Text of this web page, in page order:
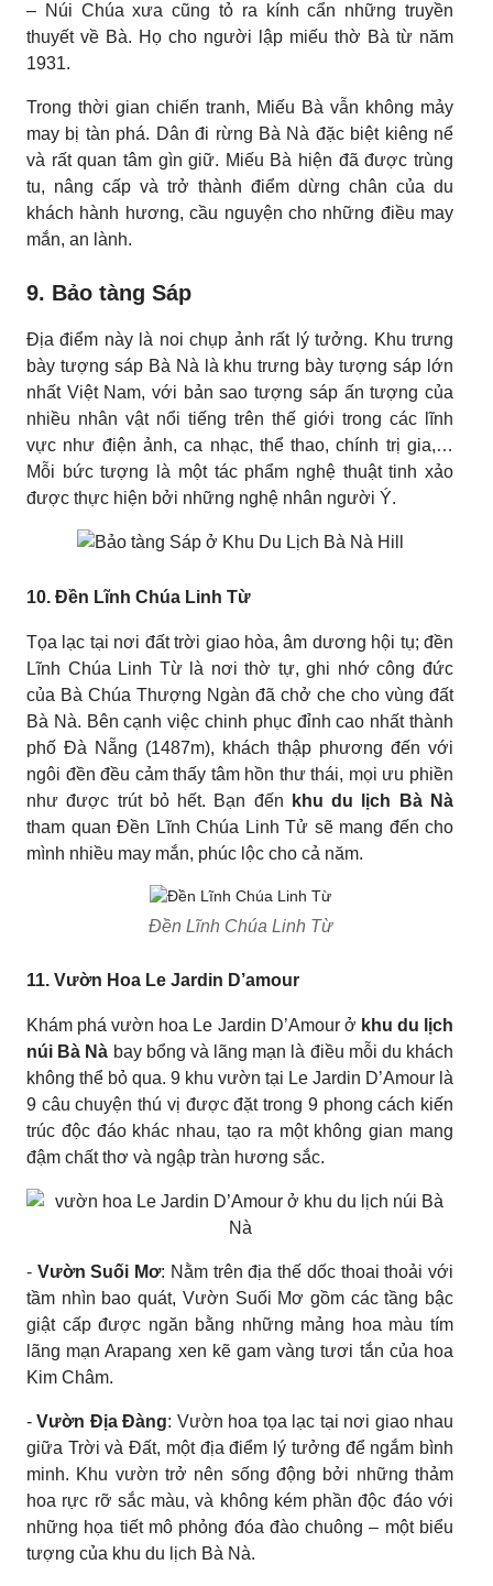
– Núi Chúa xưa cũng tỏ ra kính cẩn những truyền
thuyết về Bà. Họ cho người lập miếu thờ Bà từ năm
1931.
Trong thời gian chiến tranh, Miếu Bà vẫn không mảy
may bị tàn phá. Dân đi rừng Bà Nà đặc biệt kiêng nể
và rất quan tâm gìn giữ. Miếu Bà hiện đã được trùng
tu, nâng cấp và trở thành điểm dừng chân của du
khách hành hương, cầu nguyện cho những điều may
mắn, an lành.
9. Bảo tàng Sáp
Địa điểm này là noi chụp ảnh rất lý tưởng. Khu trưng
bày tượng sáp Bà Nà là khu trưng bày tượng sáp lớn
nhất Việt Nam, với bản sao tượng sáp ấn tượng của
nhiều nhân vật nổi tiếng trên thế giới trong các lĩnh
vực như điện ảnh, ca nhạc, thể thao, chính trị gia,…
Mỗi bức tượng là một tác phẩm nghệ thuật tinh xảo
được thực hiện bởi những nghệ nhân người Ý.
10. Đền Lĩnh Chúa Linh Từ
Tọa lạc tại nơi đất trời giao hòa, âm dương hội tụ; đền
Lĩnh Chúa Linh Từ là nơi thờ tự, ghi nhớ công đức
của Bà Chúa Thượng Ngàn đã chở che cho vùng đất
Bà Nà. Bên cạnh việc chinh phục đỉnh cao nhất thành
phố Đà Nẵng (1487m), khách thập phương đến với
ngôi đền đều cảm thấy tâm hồn thư thái, mọi ưu phiền
như được trút bỏ hết. Bạn đến
khu du lịch Bà Nà
tham quan Đền Lĩnh Chúa Linh Tử sẽ mang đến cho
mình nhiều may mắn, phúc lộc cho cả năm.
Đền Lĩnh Chúa Linh Từ
11. Vườn Hoa Le Jardin D’amour
Khám phá vườn hoa Le Jardin D’Amour ở khu du lịch
núi Bà Nà bay bổng và lãng mạn là điều mỗi du khách
không thể bỏ qua. 9 khu vườn tại Le Jardin D’Amour là
9 câu chuyện thú vị được đặt trong 9 phong cách kiến
trúc độc đáo khác nhau, tạo ra một không gian mang
đậm chất thơ và ngập tràn hương sắc.
- Vườn Suối Mơ: Nằm trên địa thế dốc thoai thoải với
tầm nhìn bao quát, Vườn Suối Mơ gồm các tầng bậc
giật cấp được ngăn bằng những mảng hoa màu tím
lãng mạn Arapang xen kẽ gam vàng tươi tắn của hoa
Kim Châm.
-Vườn Địa Đàng: Vườn hoa tọa lạc tại nơi giao nhau
giữa Trời và Đất, một địa điểm lý tưởng để ngắm bình
minh. Khu vườn trở nên sống động bởi những thảm
hoa rực rỡ sắc màu, và không kém phần độc đáo với
những họa tiết mô phỏng đóa đào chuông – một biểu
tượng của khu du lịch Bà Nà.